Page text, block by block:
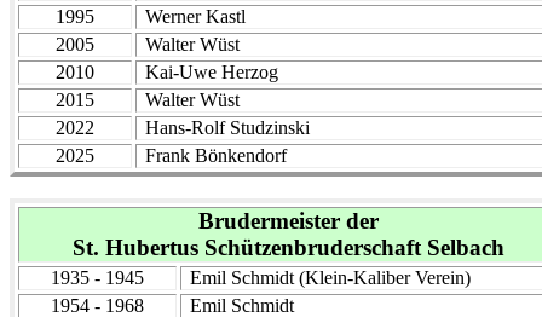
1995
Werner Kastl
2005
Walter Wüst
2010
Kai-Uwe Herzog
2015
Walter Wüst
2022
Hans-Rolf Studzinski
2025
Frank Bönkendorf
Brudermeister der
St. Hubertus Schützenbruderschaft Selbach
1935 - 1945
Emil Schmidt (Klein-Kaliber Verein)
1954 - 1968
Emil Schmidt